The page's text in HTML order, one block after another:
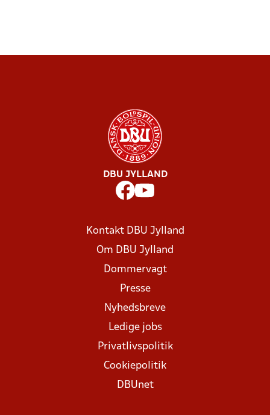
DBU JYLLAND
Kontakt DBU Jylland
Om DBU Jylland
Dommervagt
Presse
Nyhedsbreve
Ledige jobs
Privatlivspolitik
Cookiepolitik
DBUnet